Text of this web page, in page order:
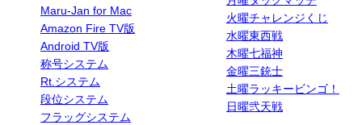
Maru-Jan for Mac
Amazon Fire TV版
Android TV版
称号システム
Rt.システム
段位システム
フラッグシステム
火曜チャレンジくじ
水曜東西戦
木曜七福神
金曜三銃士
土曜ラッキービンゴ！
日曜弐天戦